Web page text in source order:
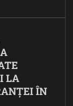
LA
ÎN